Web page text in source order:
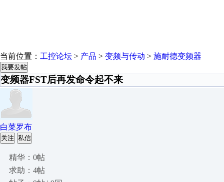
当前位置： 工控论坛 > 产品 > 变频与传动 > 施耐德变频器
我要发帖
变频器FST后再发命令起不来
白菜罗布
关注 私信
精华：0帖
求助：4帖